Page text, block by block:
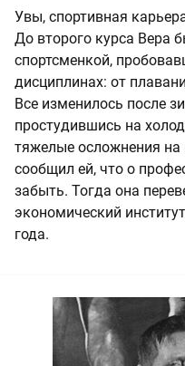
Увы, спортивная
До второго курса
спортсменкой,
дисциплинах: от
Все изменилось после
простудившись на
тяжелые осложнения на
сообщил ей, что о
забыть. Тогда она
экономический
года.